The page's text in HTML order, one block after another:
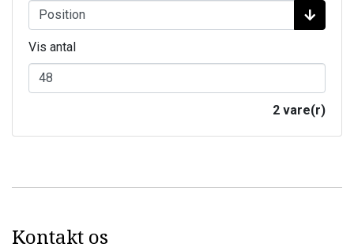
Vis antal
2 vare(r)
Kontakt os